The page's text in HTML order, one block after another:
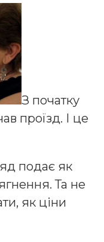
З початку
проїзд. І це
подає як
Та не
як ціни